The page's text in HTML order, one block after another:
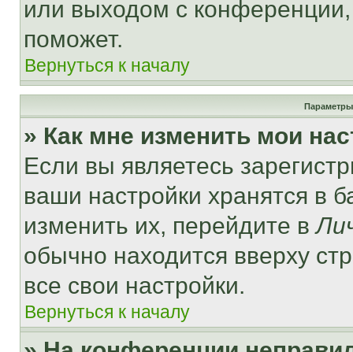
или выходом с
поможет.
Вернуться к началу
Параметры
» Как мне изменить мои
Если вы являетесь
ваши настройки хранятся в
изменить их, перейдите в
обычно находится вверху
все свои настройки.
Вернуться к началу